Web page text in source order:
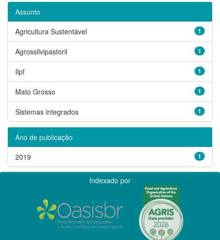
Assunto
1
Agricultura Sustentável
1
Agrossilvipastoril
1
Ilpf
1
Mato Grosso
1
Sistemas integrados
Ano de publicação
1
2019
Indexado por